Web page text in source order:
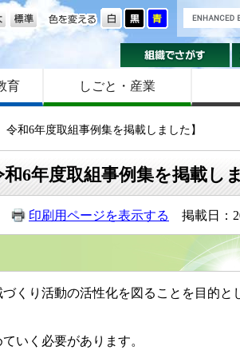
色を変える
大きさ
育 しごと・産業
和6年度取組事例集を掲載しました】
6年度取組事例集を掲載しま
印刷用ページを表示する 掲載日：
くり活動の活性化を図ることを目的と
いく必要があります。